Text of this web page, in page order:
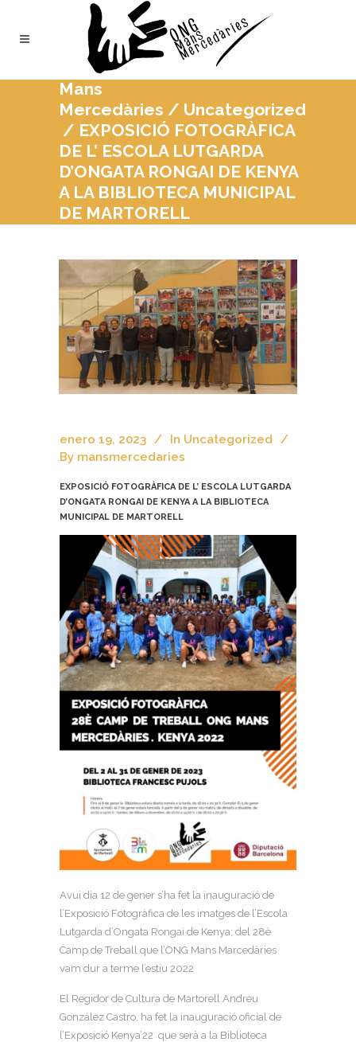
Mans
Mercedàries / Uncategorized
/ EXPOSICIÓ FOTOGRÀFICA
DE L’ ESCOLA LUTGARDA
D’ONGATA RONGAI DE KENYA
A LA BIBLIOTECA MUNICIPAL
DE MARTORELL
enero 19, 2023 In Uncategorized
By mansmercedaries
EXPOSICIÓ FOTOGRÀFICA DE L’ ESCOLA LUTGARDA
D’ONGATA RONGAI DE KENYA A LA BIBLIOTECA
MUNICIPAL DE MARTORELL
Avui dia 12 de gener s’ha fet la inauguració de
l’Exposició Fotogràfica de les imatges de l’Escola
Lutgarda d’Ongata Rongai de Kenya; del 28è
Camp de Treball que l’ONG Mans Marcedàries
vam dur a terme l’estiu 2022
El Regidor de Cultura de Martorell Andreu
González Castro, ha fet la inauguració oficial de
l’Exposició Kenya’22 que serà a la Biblioteca